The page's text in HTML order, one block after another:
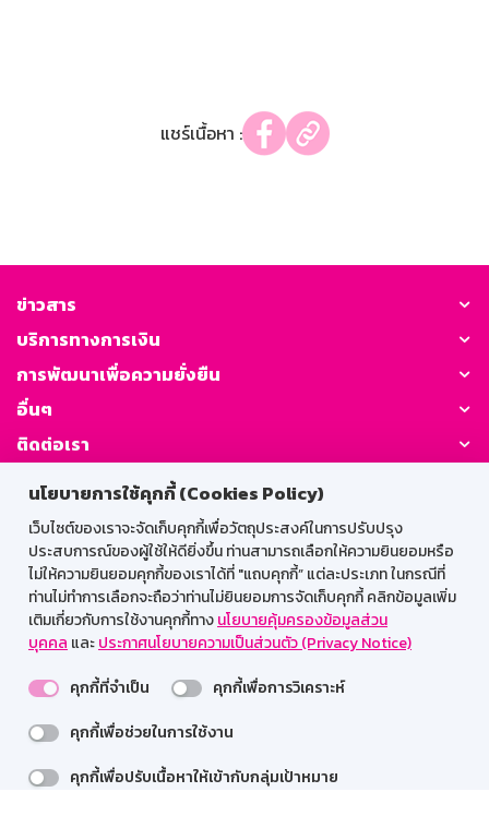
นโยบายการใช้คุกกี้ (Cookies Policy)
เว็บไซต์ของเราจะจัดเก็บคุกกี้เพื่อวัตถุประสงค์ในการปรับปรุง
ประสบการณ์ของผู้ใช้ให้ดียิ่งขึ้น ท่านสามารถเลือกให้ความยินยอมหรือ
ไม่ให้ความยินยอมคุกกี้ของเราได้ที่ "แถบคุกกี้” แต่ละประเภท ในกรณีที่
ท่านไม่ทำการเลือกจะถือว่าท่านไม่ยินยอมการจัดเก็บคุกกี้ คลิกข้อมูลเพิ่ม
เติมเกี่ยวกับการใช้งานคุกกี้ทางนโยบายคุ้มครองข้อมูลส่วน
บุคคล และประกาศนโยบายความเป็นส่วนตัว (Privacy Notice)
คุกกี้ที่จำเป็น
คุกกี้เพื่อการวิเคราะห์
คุกกี้เพื่อช่วยในการใช้งาน
คุกกี้เพื่อปรับเนื้อหาให้เข้ากับกลุ่มเป้าหมาย
แชร์เนื้อหา :
ข่าวสาร
บริการทางการเงิน
การพัฒนาเพื่อความยั่งยืน
อื่นๆ
ติดต่อเรา
GSB Society:
สำหรับพนักงาน
Web HR
GSB Wisdom
M-Search
เข้าสู่ระบบเน็ตเมล
รองรับการใช้งานได้ดีบนเว็บบราวเซอร์